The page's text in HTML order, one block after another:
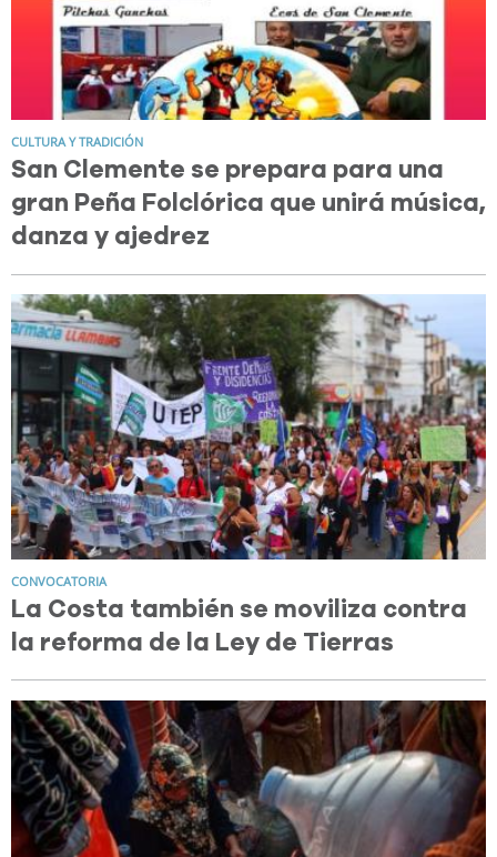
CULTURA Y TRADICIÓN
San Clemente se prepara para una
gran Peña Folclórica que unirá música,
danza y ajedrez
CONVOCATORIA
La Costa también se moviliza contra
la reforma de la Ley de Tierras